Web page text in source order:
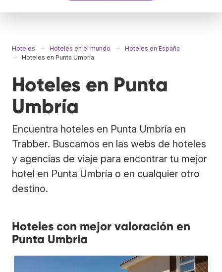
Hoteles Hoteles en el mundo
Hoteles en España
Hoteles en Punta Umbría
Hoteles en Punta
Umbría
Encuentra hoteles en Punta Umbría en
Trabber. Buscamos en las webs de hoteles
y agencias de viaje para encontrar tu mejor
hotel en Punta Umbría o en cualquier otro
destino.
Hoteles con mejor valoración en
Punta Umbría